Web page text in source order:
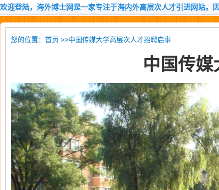
欢迎登陆，海外博士网是一家专注于海内外高层次人才引进网站。
您的位置： 首页 >>中国传媒大学高层次人才招聘启事
中国传